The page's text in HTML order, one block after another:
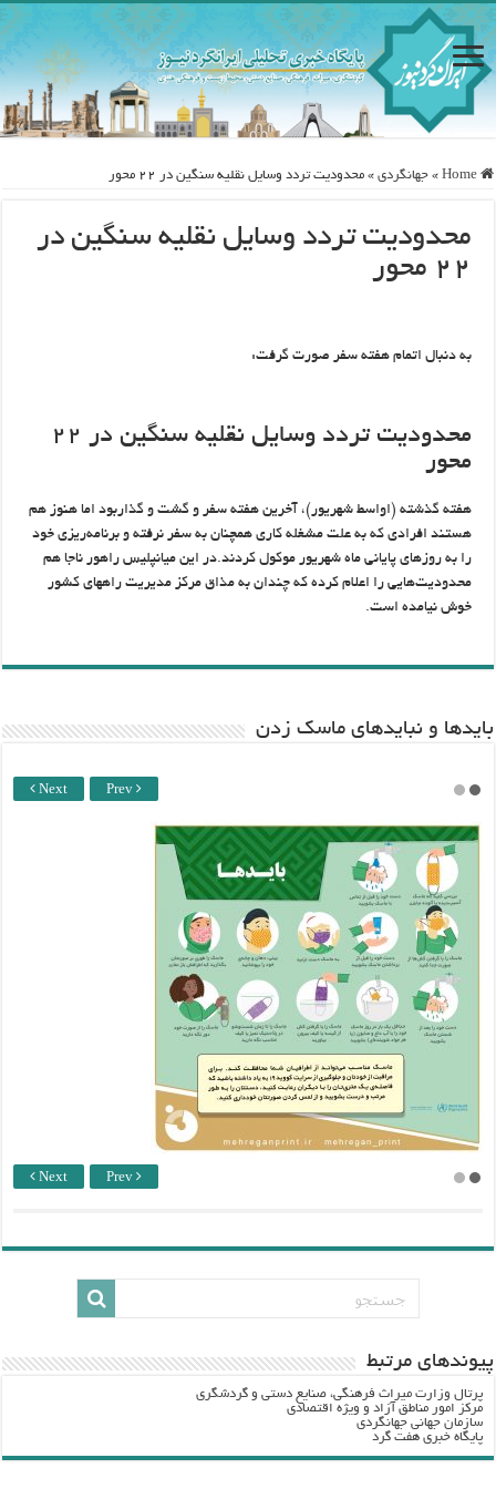
Home
» جهانگردی » محدودیت تردد وسایل نقلیه سنگین در ۲۲ محور
محدودیت تردد وسایل نقلیه سنگین در
۲۲ محور
به دنبال اتمام هفته سفر صورت گرفت:
محدودیت تردد وسایل نقلیه سنگین در ۲۲
محور
هفته گذشته (اواسط شهریور)، آخرین هفته سفر و گشت و گذاربود اما هنوز هم
هستند افرادی که به علت مشغله کاری همچنان به سفر نرفته و برنامه‌ریزی خود
را به روزهای پایانی ماه شهریور موکول کردند.در این میانپلیس راهور ناجا هم
محدودیت‌هایی را اعلام کرده که چندان به مذاق مرکز مدیریت راههای کشور
خوش نیامده است.
باید‌ها و نبایدهای ماسک زدن
Next Prev
Next Prev
پيوندهاي مرتبط
پرتال وزارت ميراث فرهنگي، صنایع دستی و گردشگري
مرکز امور مناطق آزاد و ویژه اقتصادی
سازمان جهانی جهانگردی
پایگاه خبری هفت گرد